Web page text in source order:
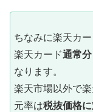
ちなみに楽天カー
楽天カード通常
なります。
楽天市場以外で
元率は税抜価格